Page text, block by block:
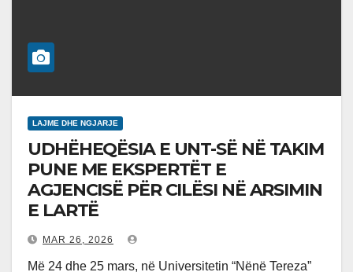
LAJME DHE NGJARJE
UDHËHEQËSIA E UNT-SË NË TAKIM
PUNE ME EKSPERTËT E
AGJENCISË PËR CILËSI NË ARSIMIN
E LARTË
MAR 26, 2026
Më 24 dhe 25 mars, në Universitetin “Nënë Tereza”